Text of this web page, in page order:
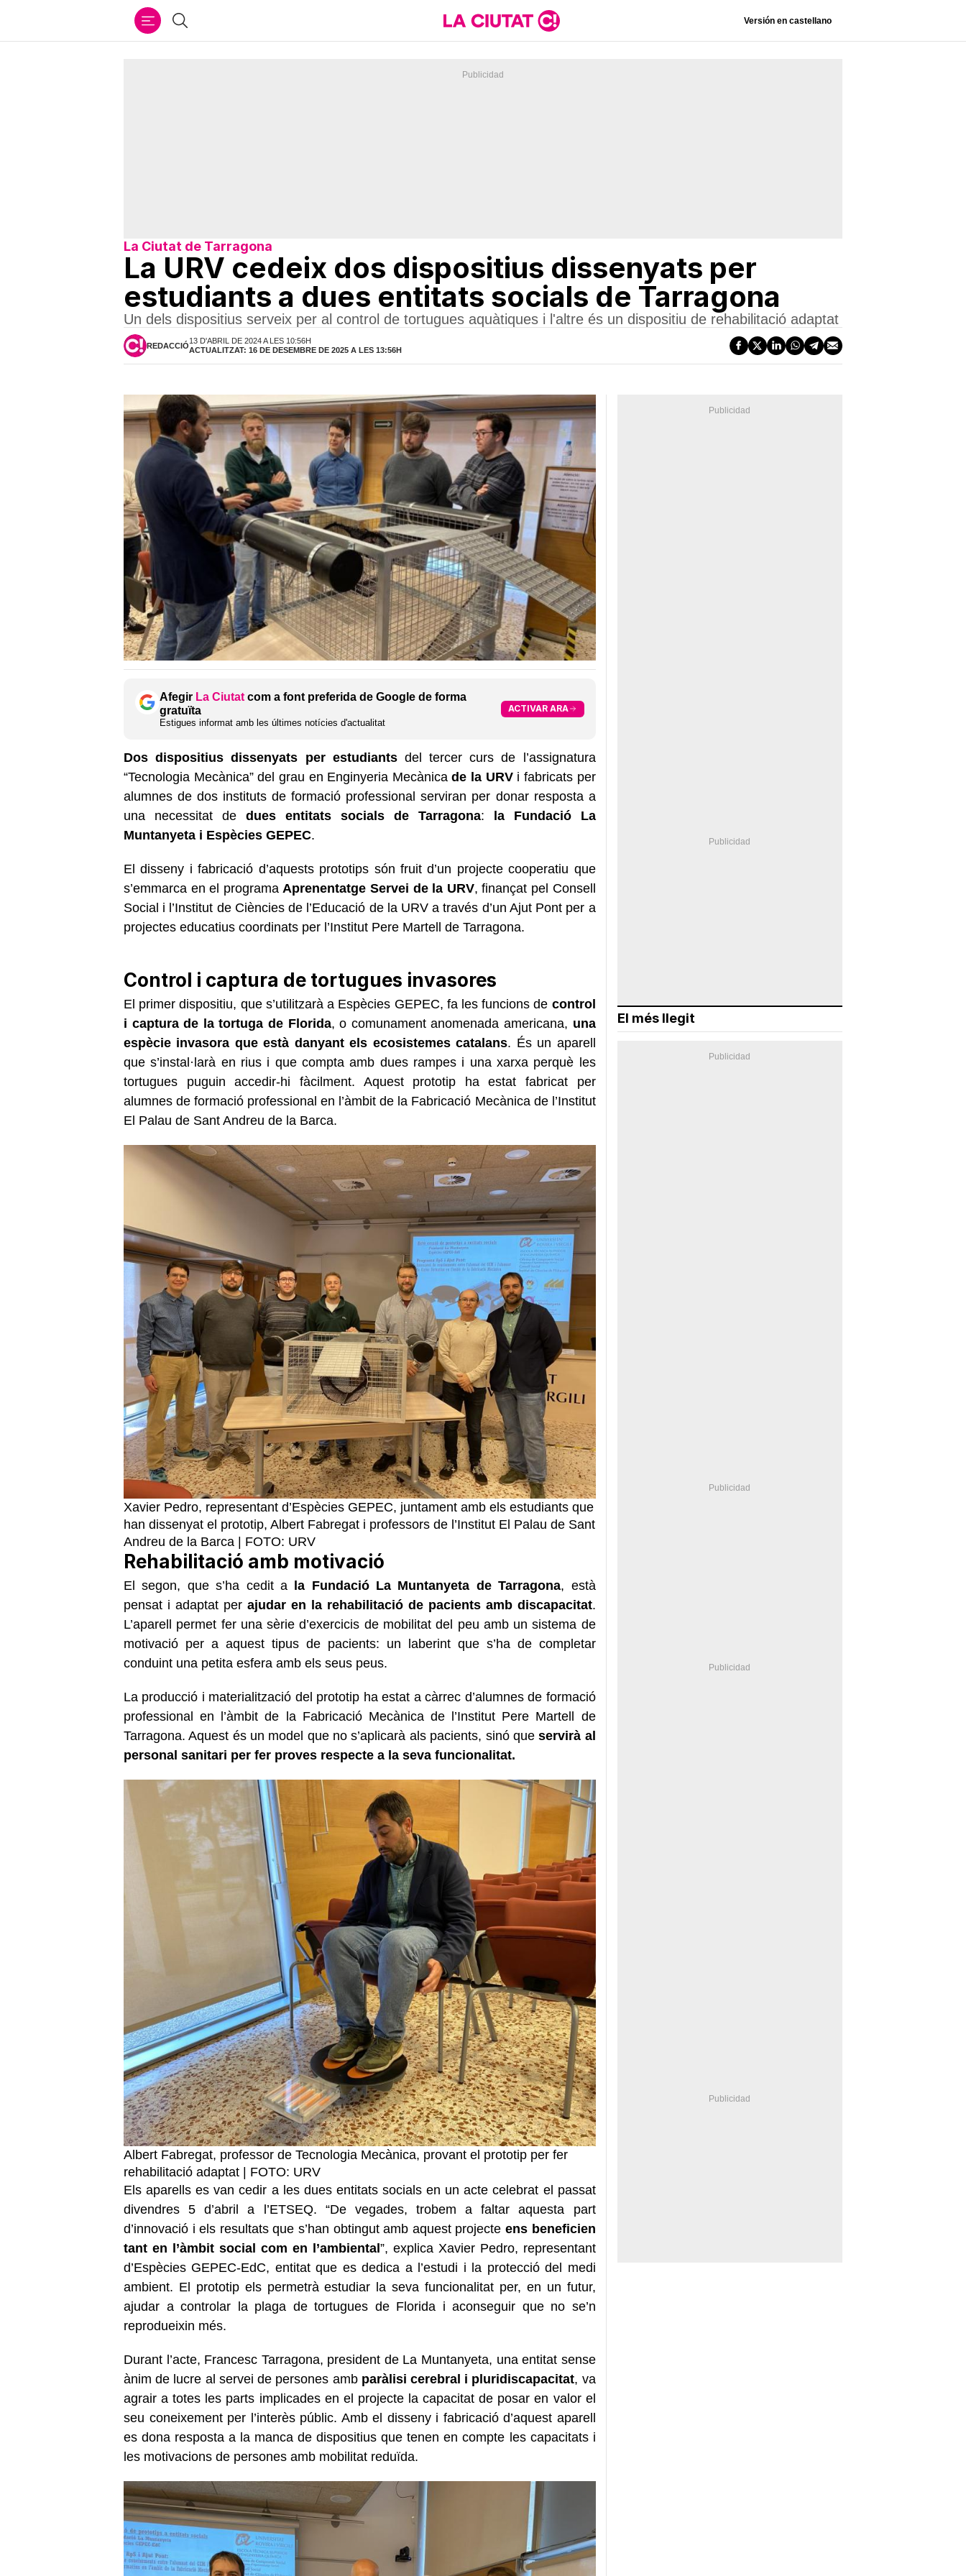
Cercar Versión en castellano
La Ciutat de Tarragona
La URV cedeix dos dispositius dissenyats per
estudiants a dues entitats socials de Tarragona
Un dels dispositius serveix per al control de tortugues aquàtiques i l'altre és un dispositiu de rehabilitació adaptat
REDACCIÓ
13 D'ABRIL DE 2024 A LES 10:56H
ACTUALITZAT: 16 DE DESEMBRE DE 2025 A LES 13:56H
Afegir La Ciutat com a font preferida de Google de forma
gratuïta
Estigues informat amb les últimes notícies d'actualitat
ACTIVAR ARA
Dos dispositius dissenyats per estudiants del tercer curs de l’assignatura
“Tecnologia Mecànica” del grau en Enginyeria Mecànicade la URVi fabricats per
alumnes de dos instituts de formació professional serviran per donar resposta a
una necessitat de dues entitats socials de Tarragona: la Fundació La
Muntanyeta i Espècies GEPEC.
El disseny i fabricació d’aquests prototips són fruit d’un projecte cooperatiu que
s’emmarca en el programa Aprenentatge Servei de la URV, finançat pel Consell
Social i l’Institut de Ciències de l’Educació de la URV a través d’un Ajut Pont per a
projectes educatius coordinats per l’Institut Pere Martell de Tarragona.
Control i captura de tortugues invasores
El primer dispositiu, que s’utilitzarà a Espècies GEPEC, fa les funcions de control
i captura de la tortuga de Florida, o comunament anomenada americana, una
espècie invasora que està danyant els ecosistemes catalans. És un aparell
que s’instal·larà en rius i que compta amb dues rampes i una xarxa perquè les
tortugues puguin accedir-hi fàcilment. Aquest prototip ha estat fabricat per
alumnes de formació professional en l’àmbit de la Fabricació Mecànica de l’Institut
El Palau de Sant Andreu de la Barca.
Xavier Pedro, representant d’Espècies GEPEC, juntament amb els estudiants que
han dissenyat el prototip, Albert Fabregat i professors de l’Institut El Palau de Sant
Andreu de la Barca | FOTO: URV
Rehabilitació amb motivació
El segon, que s’ha cedit a la Fundació La Muntanyeta de Tarragona, està
pensat i adaptat per ajudar en la rehabilitació de pacients amb discapacitat.
L’aparell permet fer una sèrie d’exercicis de mobilitat del peu amb un sistema de
motivació per a aquest tipus de pacients: un laberint que s’ha de completar
conduint una petita esfera amb els seus peus.
La producció i materialització del prototip ha estat a càrrec d’alumnes de formació
professional en l’àmbit de la Fabricació Mecànica de l’Institut Pere Martell de
Tarragona. Aquest és un model que no s’aplicarà als pacients, sinó queservirà al
personal sanitari per fer proves respecte a la seva funcionalitat.
Albert Fabregat, professor de Tecnologia Mecànica, provant el prototip per fer
rehabilitació adaptat | FOTO: URV
Els aparells es van cedir a les dues entitats socials en un acte celebrat el passat
divendres 5 d’abril a l’ETSEQ. “De vegades, trobem a faltar aquesta part
d’innovació i els resultats que s’han obtingut amb aquest projecteens beneficien
tant en l’àmbit social com en l’ambiental”, explica Xavier Pedro, representant
d’Espècies GEPEC-EdC, entitat que es dedica a l’estudi i la protecció del medi
ambient. El prototip els permetrà estudiar la seva funcionalitat per, en un futur,
ajudar a controlar la plaga de tortugues de Florida i aconseguir que no se’n
reprodueixin més.
Durant l’acte, Francesc Tarragona, president de La Muntanyeta, una entitat sense
ànim de lucre al servei de persones amb paràlisi cerebral i pluridiscapacitat, va
agrair a totes les parts implicades en el projecte la capacitat de posar en valor el
seu coneixement per l’interès públic. Amb el disseny i fabricació d’aquest aparell
es dona resposta a la manca de dispositius que tenen en compte les capacitats i
les motivacions de persones amb mobilitat reduïda.
El més llegit